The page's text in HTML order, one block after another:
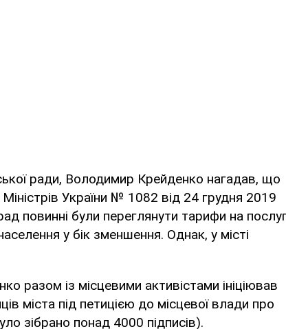
ради, Володимир Крейденко нагадав, що
України № 1082 від 24 грудня 2019
повинні були переглянути тарифи на
у бік зменшення. Однак, у місті
разом із місцевими активістами ініціював
міста під петицією до місцевої влади про
зібрано понад 4000 підписів).